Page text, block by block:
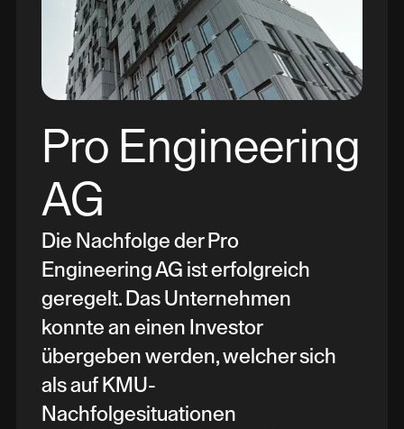
Pro Engineering
AG
Die Nachfolge der Pro
Engineering AG ist erfolgreich
geregelt. Das Unternehmen
konnte an einen Investor
übergeben werden, welcher sich
als auf KMU-
Nachfolgesituationen